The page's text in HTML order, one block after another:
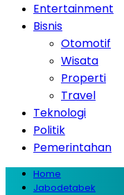
Entertainment
Bisnis
Otomotif
Wisata
Properti
Travel
Teknologi
Politik
Pemerintahan
Home
Jabodetabek